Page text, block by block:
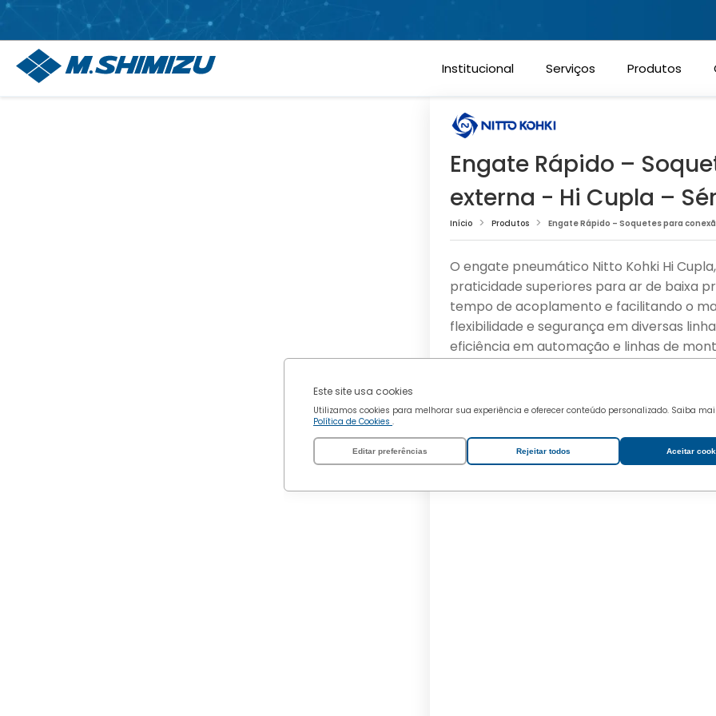
Este site usa cookies
Utilizamos cookies para melhorar sua experiência e oferecer conteúdo personalizado. Saiba
Política de Cookies .
Editar preferências Rejeitar todos Aceitar
Ler Política de Cookies
Cookies de marketing
Confirmar escolhas
Institucional Serviços Produtos
Engate Rápido –
externa - Hi Cupla –
Início Produtos Engate Rápido – Soquetes para
O engate pneumático Nitto Kohki Hi
praticidade superiores para ar de baixa
tempo de acoplamento e facilitando o
flexibilidade e segurança em diversas
eficiência em automação e linhas de